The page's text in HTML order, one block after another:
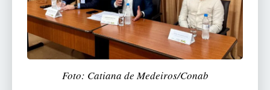
Foto: Catiana de Medeiros/Conab